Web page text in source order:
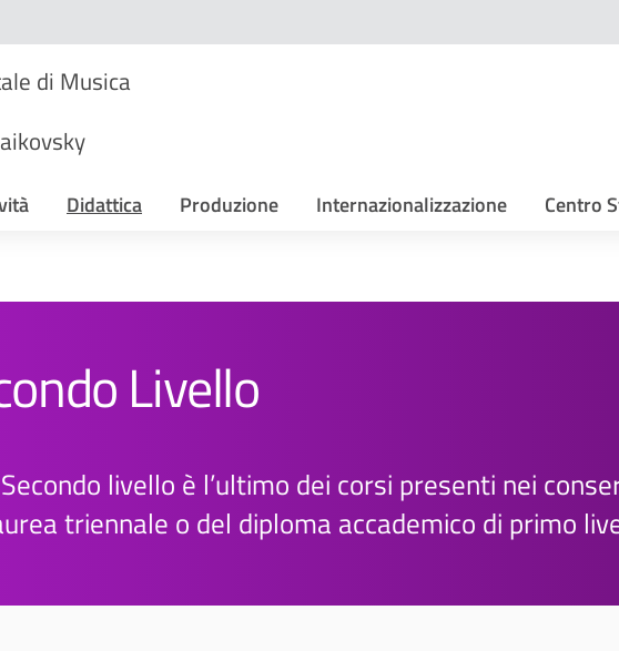
di Musica
Didattica Produzione Internazionalizzazione Centro
Livello
livello è l’ultimo dei corsi presenti nei
triennale o del diploma accademico di primo